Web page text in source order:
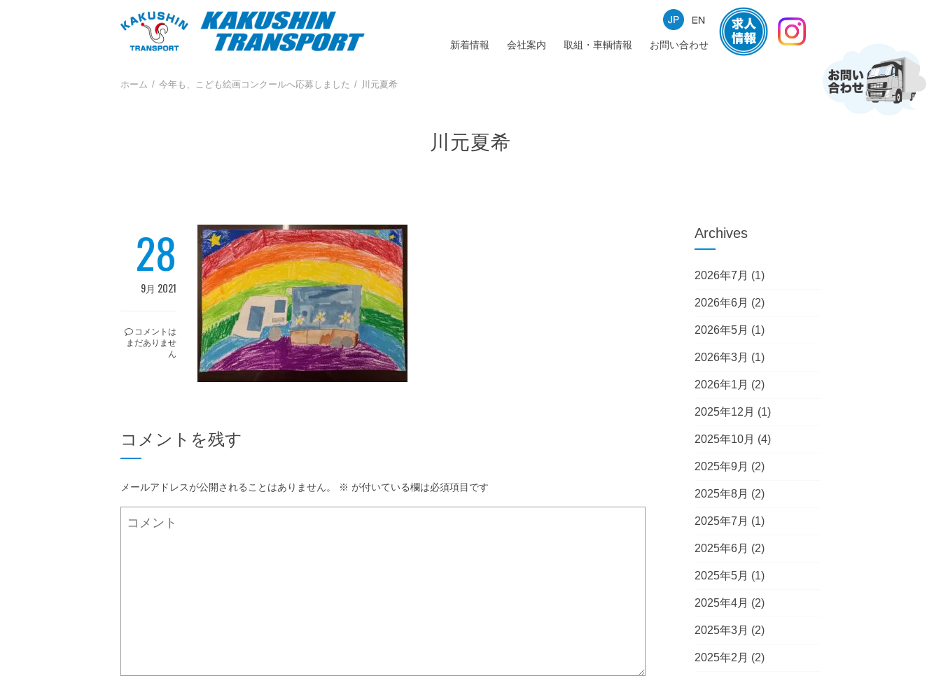
新着情報 会社案内 取組・車輌情報 お問い合わせ
ホーム 今年も、こども絵画コンクールへ応募しました 川元夏希
川元夏希
28
9月 2021
コメントは
まだありませ
ん
コメントを残す
メールアドレスが公開されることはありません。 ※ が付いている欄は必須項目です
Archives
2026年7月 (1)
2026年6月 (2)
2026年5月 (1)
2026年3月 (1)
2026年1月 (2)
2025年12月 (1)
2025年10月 (4)
2025年9月 (2)
2025年8月 (2)
2025年7月 (1)
2025年6月 (2)
2025年5月 (1)
2025年4月 (2)
2025年3月 (2)
2025年2月 (2)